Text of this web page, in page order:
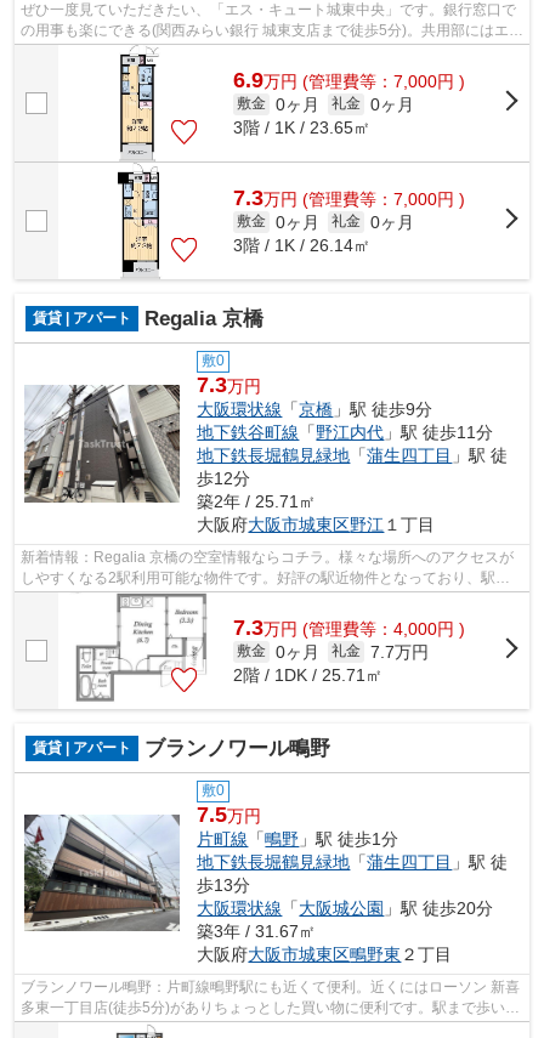
ぜひ一度見ていただきたい、「エス・キュート城東中央」です。銀行窓口で
の用事も楽にできる(関西みらい銀行 城東支店まで徒歩5分)。共用部にはエレ
ベータ・敷地内ごみ置き場などが揃...
6.9万円 (管理費等：7,000円 )
敷金 0ヶ月 礼金 0ヶ月
3階 / 1K / 23.65㎡
7.3万円 (管理費等：7,000円 )
敷金 0ヶ月 礼金 0ヶ月
3階 / 1K / 26.14㎡
賃貸 | アパート Regalia 京橋
敷0
7.3万円
大阪環状線 「京橋 」駅 徒歩9分
地下鉄谷町線 「野江内代 」駅 徒歩11分
地下鉄長堀鶴見緑地 「蒲生四丁目 」駅 徒
歩12分
築2年 / 25.71㎡
大阪府大阪市城東区野江 １丁目
新着情報：Regalia 京橋の空室情報ならコチラ。様々な場所へのアクセスが
しやすくなる2駅利用可能な物件です。好評の駅近物件となっており、駅よ
り徒歩9分に立地しています。使い勝手...
7.3万円 (管理費等：4,000円 )
敷金 0ヶ月 礼金 7.7万円
2階 / 1DK / 25.71㎡
賃貸 | アパート ブランノワール鴫野
敷0
7.5万円
片町線 「鴫野 」駅 徒歩1分
地下鉄長堀鶴見緑地 「蒲生四丁目 」駅 徒
歩13分
大阪環状線 「大阪城公園 」駅 徒歩20分
築3年 / 31.67㎡
大阪府大阪市城東区鴫野東 ２丁目
ブランノワール鴫野：片町線鴫野駅にも近くて便利。近くにはローソン 新喜
多東一丁目店(徒歩5分)がありちょっとした買い物に便利です。駅まで歩いて
アクセスできる、徒歩1分の距離に立...